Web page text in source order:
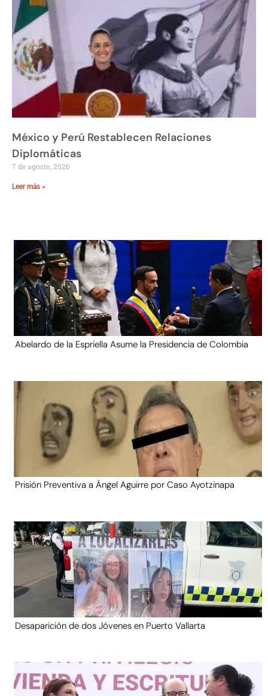
México y Perú Restablecen Relaciones
Diplomáticas
7 de agosto, 2026
Leer más »
Abelardo de la Espriella Asume la Presidencia de Colombia
Prisión Preventiva a Ángel Aguirre por Caso Ayotzinapa
Desaparición de dos Jóvenes en Puerto Vallarta